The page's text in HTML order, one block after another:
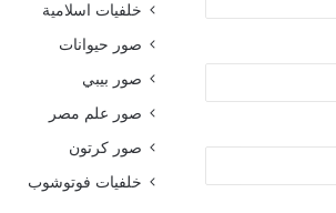
خلفيات اسلامية
صور حيوانات
صور بيبي
صور علم مصر
صور كرتون
خلفيات فوتوشوب